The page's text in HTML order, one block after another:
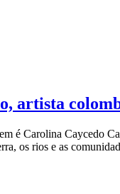
artista
é Carolina Caycedo
os rios e as